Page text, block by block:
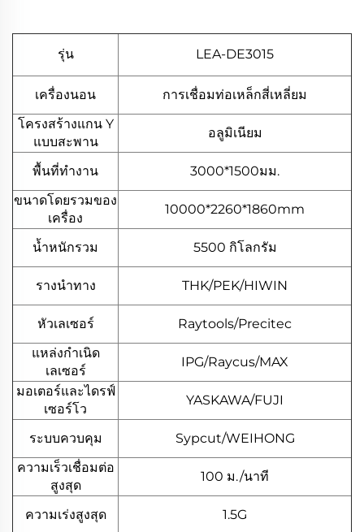
รุ่น LEA-DE3015
เครื่องนอน
การเชื่อมท่อเหล็กสี่เหลี่ยม
โครงสร้างแกน Y
แบบสะพาน
อลูมิเนียม
พื้นที่ทำงาน
3000*1500มม.
ขนาดโดยรวมของ
เครื่อง
10000*2260*1860mm
น้ำหนักรวม 5500 กิโลกรัม
รางนำทาง THK/PEK/HIWIN
หัวเลเซอร์
Raytools/Precitec
แหล่งกำเนิด
เลเซอร์
IPG/Raycus/MAX
มอเตอร์และไดรฟ์
เซอร์โว
YASKAWA/FUJI
ระบบควบคุม
Sypcut/WEIHONG
ความเร็วเชื่อมต่อ
สูงสุด
100 ม./นาที
ความเร่งสูงสุด
1.5G